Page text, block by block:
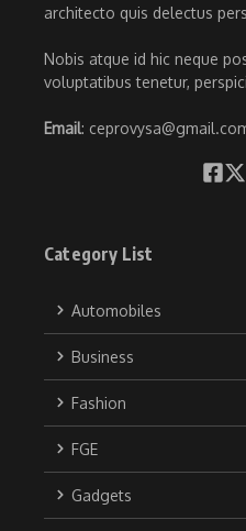
architecto quis delectus
Nobis atque id hic neque
voluptatibus tenetur,
Email:
Category List
Automobiles
Business
Fashion
FGE
Gadgets